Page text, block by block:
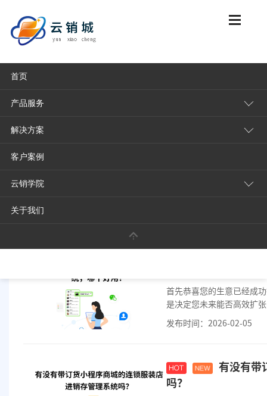
首页
产品服务
解决方案
客户案例
云销学院
关于我们
开连锁店，无论是餐饮
首先恭喜您的生意已经成
是决定您未来能否高效扩
发布时间：2026-02-05
有没有带
吗？